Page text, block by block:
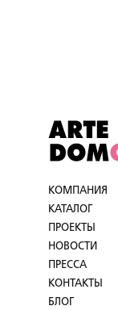
КОМПАНИЯ
КАТАЛОГ
ПРОЕКТЫ
НОВОСТИ
ПРЕССА
КОНТАКТЫ
БЛОГ